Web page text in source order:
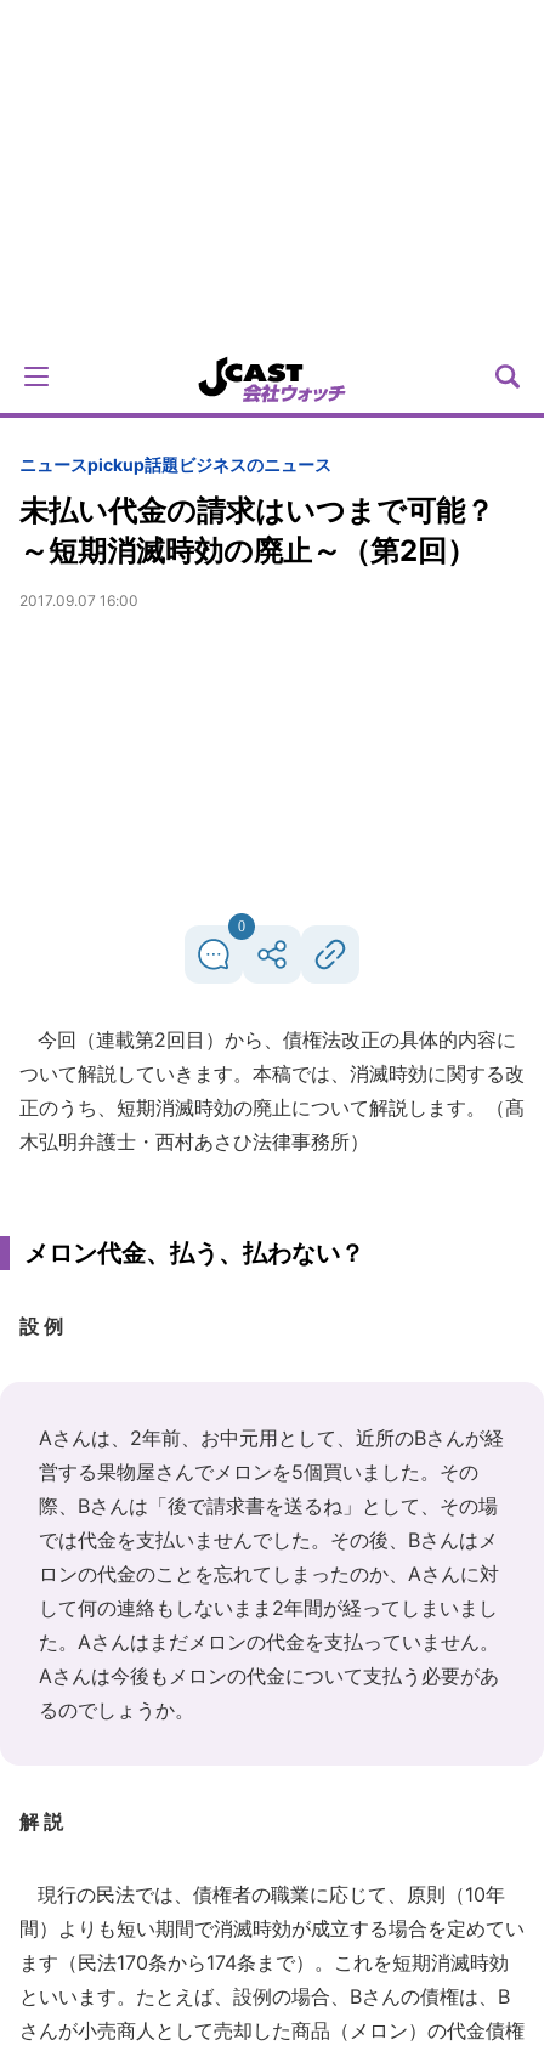
ニュースpickup話題ビジネスのニュース
未払い代金の請求はいつまで可能？
～短期消滅時効の廃止～（第2回）
2017.09.07 16:00
0
今回（連載第2回目）から、債権法改正の具体的内容に
ついて解説していきます。本稿では、消滅時効に関する改
正のうち、短期消滅時効の廃止について解説します。（髙
木弘明弁護士・西村あさひ法律事務所）
メロン代金、払う、払わない？
設 例
Aさんは、2年前、お中元用として、近所のBさんが経
営する果物屋さんでメロンを5個買いました。その
際、Bさんは「後で請求書を送るね」として、その場
では代金を支払いませんでした。その後、Bさんはメ
ロンの代金のことを忘れてしまったのか、Aさんに対
して何の連絡もしないまま2年間が経ってしまいまし
た。Aさんはまだメロンの代金を支払っていません。
Aさんは今後もメロンの代金について支払う必要があ
るのでしょうか。
解 説
現行の民法では、債権者の職業に応じて、原則（10年
間）よりも短い期間で消滅時効が成立する場合を定めてい
ます（民法170条から174条まで）。これを短期消滅時効
といいます。たとえば、設例の場合、Bさんの債権は、B
さんが小売商人として売却した商品（メロン）の代金債権